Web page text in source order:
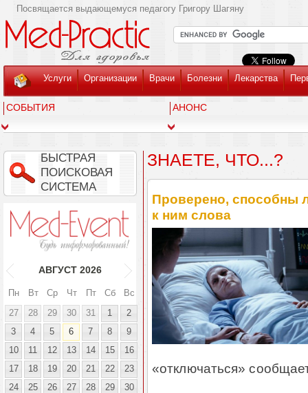
Посвящается выдающемуся педагогу Григору Шагяну
Услуги Организации Врачи Болезни Лекарства
СОБЫТИЯ АНОНС
БЫСТРАЯ
ПОИСКОВАЯ
СИСТЕМА
АВГУСТ 2026
Пн Вт Ср Чт Пт Сб
Вс
27
28 29 30 31 1
2
3
4 5 6 7 8
9
10
11 12 13 14 15
16
17
18 19 20 21 22
23
24
25 26 27 28 29
30
ЗНАЕТЕ, ЧТО...?
Проверено,
к ним слова
«отключаться»